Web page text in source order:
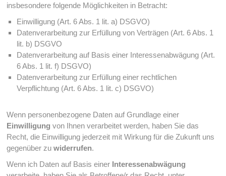
insbesondere folgende Möglichkeiten in Betracht:
Einwilligung (Art. 6 Abs. 1 lit. a) DSGVO)
Datenverarbeitung zur Erfüllung von Verträgen (Art. 6 Abs. 1
lit. b) DSGVO
Datenverarbeitung auf Basis einer Interessenabwägung (Art.
6 Abs. 1 lit. f) DSGVO)
Datenverarbeitung zur Erfüllung einer rechtlichen
Verpflichtung (Art. 6 Abs. 1 lit. c) DSGVO)
Wenn personenbezogene Daten auf Grundlage einer
Einwilligung von Ihnen verarbeitet werden, haben Sie das
Recht, die Einwilligung jederzeit mit Wirkung für die Zukunft uns
gegenüber zuwiderrufen.
Wenn ich Daten auf Basis einer Interessenabwägung